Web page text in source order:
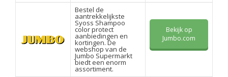
Bestel de
aantrekkelijkste
Syoss Shampoo
color protect
aanbiedingen en
kortingen. De
webshop van de
Jumbo Supermarkt
biedt een enorm
assortiment.
Bekijk op
Jumbo.com